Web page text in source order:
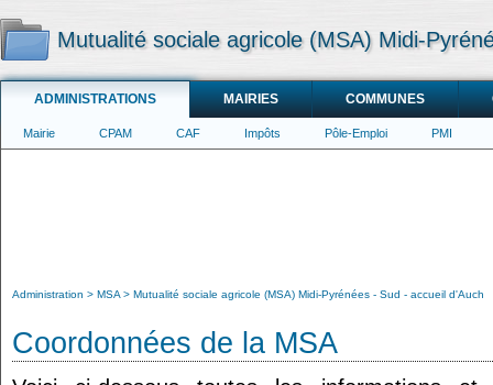
Mutualité sociale agricole (MSA) Midi-
ADMINISTRATIONS MAIRIES COMMUNES
Mairie CPAM CAF Impôts Pôle-Emploi PMI
Administration MSA Mutualité sociale agricole (MSA) Midi-Pyrénées - Sud - accueil d'Auch
Coordonnées de la MSA